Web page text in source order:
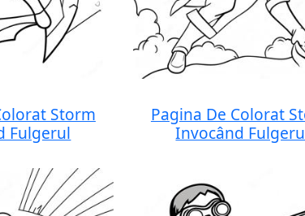
Storm
Fulgerul
Pagina De Colorat
Invocând